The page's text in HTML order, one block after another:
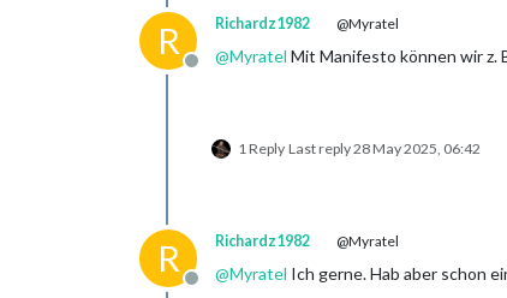
R
Offline
Richardz1982 @Myratel
@Myratel Mit Manifesto können wir z.
1 Reply Last reply28 May 2025, 06:42
R
Offline
Richardz1982 @Myratel
@Myratel Ich gerne. Hab aber schon